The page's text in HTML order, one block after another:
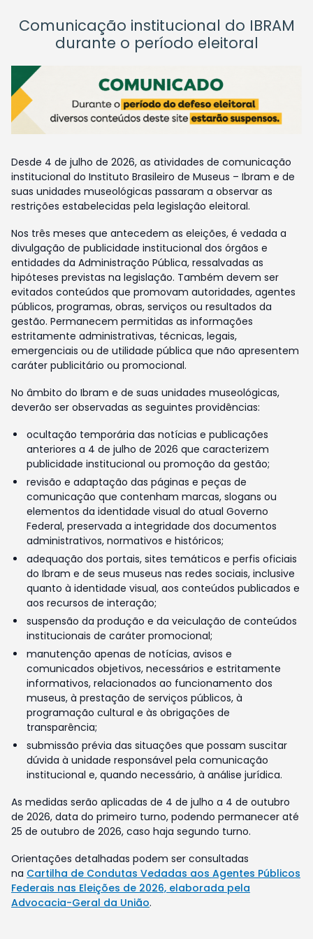
Comunicação institucional do IBRAM
durante o período eleitoral
Desde 4 de julho de 2026, as atividades de comunicação
institucional do Instituto Brasileiro de Museus – Ibram e de
suas unidades museológicas passaram a observar as
restrições estabelecidas pela legislação eleitoral.
Nos três meses que antecedem as eleições, é vedada a
divulgação de publicidade institucional dos órgãos e
entidades da Administração Pública, ressalvadas as
hipóteses previstas na legislação. Também devem ser
evitados conteúdos que promovam autoridades, agentes
públicos, programas, obras, serviços ou resultados da
gestão. Permanecem permitidas as informações
estritamente administrativas, técnicas, legais,
emergenciais ou de utilidade pública que não apresentem
caráter publicitário ou promocional.
No âmbito do Ibram e de suas unidades museológicas,
deverão ser observadas as seguintes providências:
ocultação temporária das notícias e publicações
anteriores a 4 de julho de 2026 que caracterizem
publicidade institucional ou promoção da gestão;
revisão e adaptação das páginas e peças de
comunicação que contenham marcas, slogans ou
elementos da identidade visual do atual Governo
Federal, preservada a integridade dos documentos
administrativos, normativos e históricos;
adequação dos portais, sites temáticos e perfis oficiais
do Ibram e de seus museus nas redes sociais, inclusive
quanto à identidade visual, aos conteúdos publicados e
aos recursos de interação;
suspensão da produção e da veiculação de conteúdos
institucionais de caráter promocional;
manutenção apenas de notícias, avisos e
comunicados objetivos, necessários e estritamente
informativos, relacionados ao funcionamento dos
museus, à prestação de serviços públicos, à
programação cultural e às obrigações de
transparência;
submissão prévia das situações que possam suscitar
dúvida à unidade responsável pela comunicação
institucional e, quando necessário, à análise jurídica.
As medidas serão aplicadas de 4 de julho a 4 de outubro
de 2026, data do primeiro turno, podendo permanecer até
25 de outubro de 2026, caso haja segundo turno.
Orientações detalhadas podem ser consultadas
na Cartilha de Condutas Vedadas aos Agentes Públicos
Federais nas Eleições de 2026, elaborada pela
Advocacia-Geral da União.